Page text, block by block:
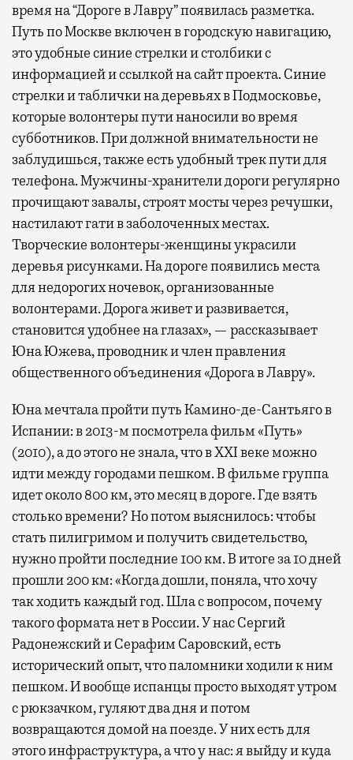
время на “Дороге в Лавру” появилась разметка.
Путь по Москве включен в городскую навигацию,
это удобные синие стрелки и столбики с
информацией и ссылкой на сайт проекта. Синие
стрелки и таблички на деревьях в Подмосковье,
которые волонтеры пути наносили во время
субботников. При должной внимательности не
заблудишься, также есть удобный трек пути для
телефона. Мужчины-хранители дороги регулярно
прочищают завалы, строят мосты через речушки,
настилают гати в заболоченных местах.
Творческие волонтеры-женщины украсили
деревья рисунками. На дороге появились места
для недорогих ночевок, организованные
волонтерами. Дорога живет и развивается,
становится удобнее на глазах», — рассказывает
Юна Южева, проводник и член правления
общественного объединения «Дорога в Лавру».
Юна мечтала пройти путь Камино-де-Сантьяго в
Испании: в 2013-м посмотрела фильм «Путь»
(2010), а до этого не знала, что в XXI веке можно
идти между городами пешком. В фильме группа
идет около 800 км, это месяц в дороге. Где взять
столько времени? Но потом выяснилось: чтобы
стать пилигримом и получить свидетельство,
нужно пройти последние 100 км. В итоге за 10 дней
прошли 200 км: «Когда дошли, поняла, что хочу
так ходить каждый год. Шла с вопросом, почему
такого формата нет в России. У нас Сергий
Радонежский и Серафим Саровский, есть
исторический опыт, что паломники ходили к ним
пешком. И вообще испанцы просто выходят утром
с рюкзачком, гуляют два дня и потом
возвращаются домой на поезде. У них есть для
этого инфраструктура, а что у нас: я выйду и куда